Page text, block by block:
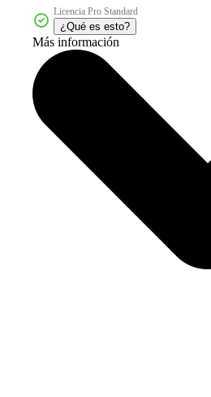
Licencia Pro Standard
¿Qué es esto?
Más información